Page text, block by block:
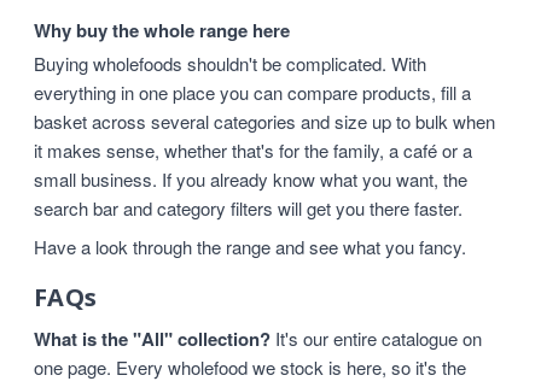
Why buy the whole range here
Buying wholefoods shouldn't be complicated. With
everything in one place you can compare products, fill a
basket across several categories and size up to bulk when
it makes sense, whether that's for the family, a café or a
small business. If you already know what you want, the
search bar and category filters will get you there faster.
Have a look through the range and see what you fancy.
FAQs
What is the "All" collection? It's our entire catalogue on
one page. Every wholefood we stock is here, so it's the